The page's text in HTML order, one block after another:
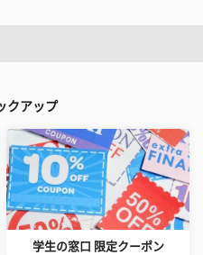
クアップ
学生の窓口 限定クーポン